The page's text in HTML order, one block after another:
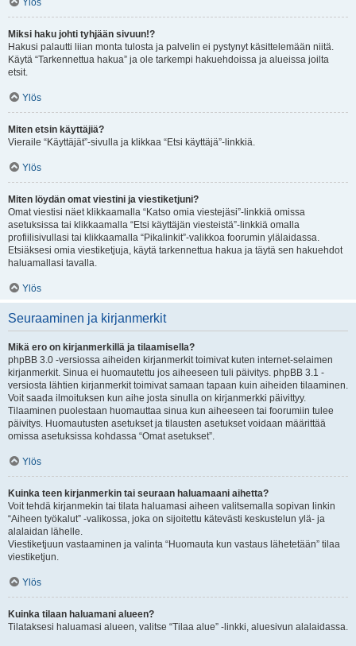
Ylös
Miksi haku johti tyhjään sivuun!?
Hakusi palautti liian monta tulosta ja palvelin ei pystynyt käsittelemään niitä.
Käytä “Tarkennettua hakua” ja ole tarkempi hakuehdoissa ja alueissa joilta
etsit.
Ylös
Miten etsin käyttäjiä?
Vieraile “Käyttäjät”-sivulla ja klikkaa “Etsi käyttäjä”-linkkiä.
Ylös
Miten löydän omat viestini ja viestiketjuni?
Omat viestisi näet klikkaamalla “Katso omia viestejäsi”-linkkiä omissa
asetuksissa tai klikkaamalla “Etsi käyttäjän viesteistä”-linkkiä omalla
profiilisivullasi tai klikkaamalla “Pikalinkit”-valikkoa foorumin ylälaidassa.
Etsiäksesi omia viestiketjuja, käytä tarkennettua hakua ja täytä sen hakuehdot
haluamallasi tavalla.
Ylös
Seuraaminen ja kirjanmerkit
Mikä ero on kirjanmerkillä ja tilaamisella?
phpBB 3.0 -versiossa aiheiden kirjanmerkit toimivat kuten internet-selaimen
kirjanmerkit. Sinua ei huomautettu jos aiheeseen tuli päivitys. phpBB 3.1 -
versiosta lähtien kirjanmerkit toimivat samaan tapaan kuin aiheiden tilaaminen.
Voit saada ilmoituksen kun aihe josta sinulla on kirjanmerkki päivittyy.
Tilaaminen puolestaan huomauttaa sinua kun aiheeseen tai foorumiin tulee
päivitys. Huomautusten asetukset ja tilausten asetukset voidaan määrittää
omissa asetuksissa kohdassa “Omat asetukset”.
Ylös
Kuinka teen kirjanmerkin tai seuraan haluamaani aihetta?
Voit tehdä kirjanmekin tai tilata haluamasi aiheen valitsemalla sopivan linkin
“Aiheen työkalut” -valikossa, joka on sijoitettu kätevästi keskustelun ylä- ja
alalaidan lähelle.
Viestiketjuun vastaaminen ja valinta “Huomauta kun vastaus lähetetään” tilaa
viestiketjun.
Ylös
Kuinka tilaan haluamani alueen?
Tilataksesi haluamasi alueen, valitse “Tilaa alue” -linkki, aluesivun alalaidassa.